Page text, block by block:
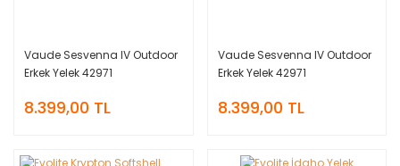
Vaude Sesvenna IV Outdoor
Erkek Yelek 42971
8.399,00 TL
Vaude Sesvenna IV Outdoor
Erkek Yelek 42971
8.399,00 TL